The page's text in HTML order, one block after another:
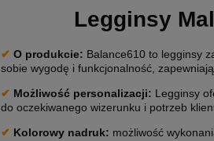
Legginsy
✔ O produkcie: Balance610 to legginsy
sobie wygodę i funkcjonalność,
✔ Możliwość personalizacji: Legginsy
do oczekiwanego wizerunku i potrzeb
✔ Kolorowy nadruk: możliwość